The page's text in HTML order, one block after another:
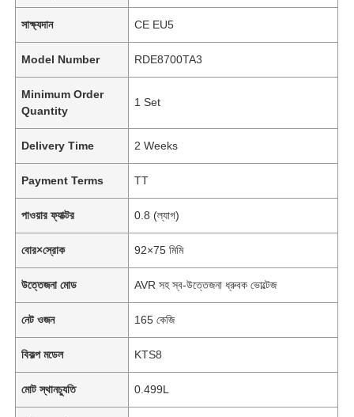
সাক্ষ্যদান CE EU5
Model Number RDE8700TA3
Minimum Order
Quantity
1 Set
Delivery Time 2 Weeks
Payment Terms TT
পাওয়ার ফ্যাক্টর 0.8 (ল্যাগ)
বোর×স্রোক 92×75 মিমি
উত্তেজনা মোড AVR সহ স্ব-উত্তেজনা ধ্রুবক ভোল্টেজ
নেট ওজন 165 কেজি
বিকল্প মডেল KTS8
মোট স্থানচ্যুতি 0.499L